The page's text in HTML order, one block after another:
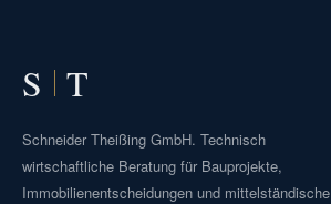
S T
Schneider Theißing GmbH. Technisch
wirtschaftliche Beratung für Bauprojekte,
Immobilienentscheidungen und mittelständische